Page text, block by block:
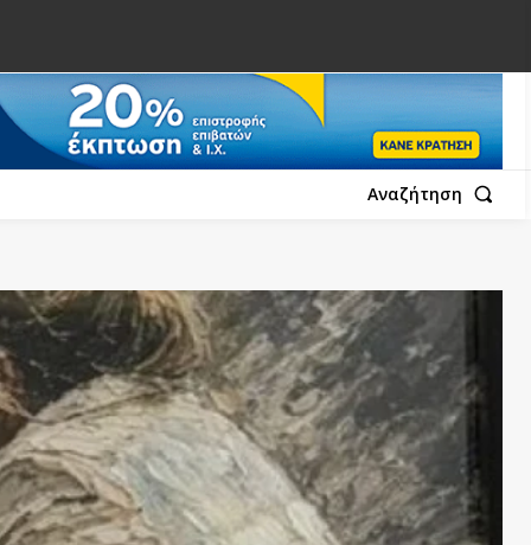
Αναζήτηση